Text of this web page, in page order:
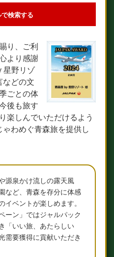
検索する
り、ご利
より感謝
星野リゾ
などの文
ごとの体
後も旅す
楽しんでいただけるよう
わめぐ青森旅を提供し
源泉かけ流しの露天風
など、青森を存分に体感
イベントが楽しめます。
ーン」ではジャルパック
「いい旅、あたらしい
需要獲得に貢献いただき